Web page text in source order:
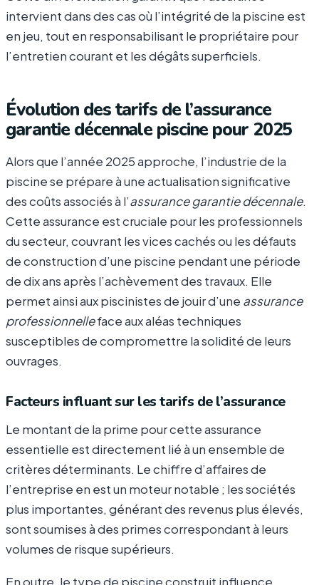
intervient dans des cas où l’intégrité de la piscine est
en jeu, tout en responsabilisant le propriétaire pour
l’entretien courant et les dégâts superficiels.
Évolution des tarifs de l’assurance
garantie décennale piscine pour 2025
Alors que l’année 2025 approche, l’industrie de la
piscine se prépare à une actualisation significative
des coûts associés à l’assurance garantie décennale.
Cette assurance est cruciale pour les professionnels
du secteur, couvrant les vices cachés ou les défauts
de construction d’une piscine pendant une période
de dix ans après l’achèvement des travaux. Elle
permet ainsi aux piscinistes de jouir d’une assurance
professionnelleface aux aléas techniques
susceptibles de compromettre la solidité de leurs
ouvrages.
Facteurs influant sur les tarifs de l’assurance
Le montant de la prime pour cette assurance
essentielle est directement lié à un ensemble de
critères déterminants. Le chiffre d’affaires de
l’entreprise en est un moteur notable ; les sociétés
plus importantes, générant des revenus plus élevés,
sont soumises à des primes correspondant à leurs
volumes de risque supérieurs.
En outre, le type de piscine construit influence